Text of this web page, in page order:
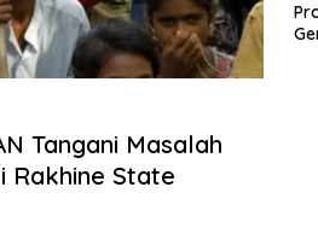
Tangani Masalah
Rakhine State